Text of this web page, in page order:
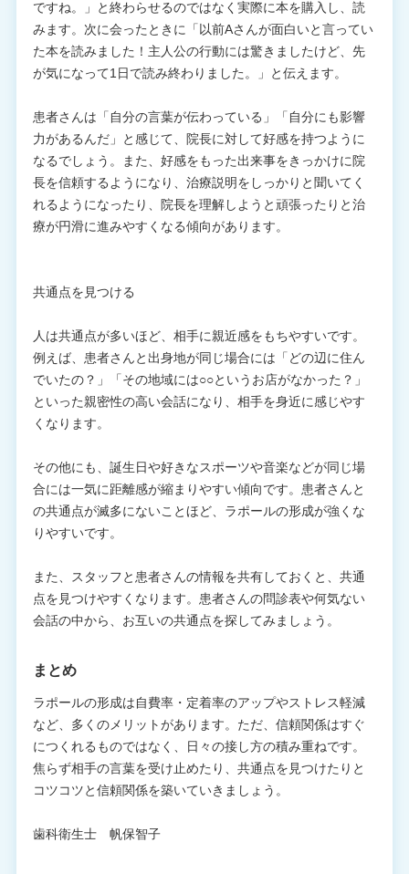
ですね。」と終わらせるのではなく実際に本を購入し、読
みます。次に会ったときに「以前Aさんが面白いと言ってい
た本を読みました！主人公の行動には驚きましたけど、先
が気になって1日で読み終わりました。」と伝えます。
患者さんは「自分の言葉が伝わっている」「自分にも影響
力があるんだ」と感じて、院長に対して好感を持つように
なるでしょう。また、好感をもった出来事をきっかけに院
長を信頼するようになり、治療説明をしっかりと聞いてく
れるようになったり、院長を理解しようと頑張ったりと治
療が円滑に進みやすくなる傾向があります。
共通点を見つける
人は共通点が多いほど、相手に親近感をもちやすいです。
例えば、患者さんと出身地が同じ場合には「どの辺に住ん
でいたの？」「その地域には○○というお店がなかった？」
といった親密性の高い会話になり、相手を身近に感じやす
くなります。
その他にも、誕生日や好きなスポーツや音楽などが同じ場
合には一気に距離感が縮まりやすい傾向です。患者さんと
の共通点が滅多にないことほど、ラポールの形成が強くな
りやすいです。
また、スタッフと患者さんの情報を共有しておくと、共通
点を見つけやすくなります。患者さんの問診表や何気ない
会話の中から、お互いの共通点を探してみましょう。
まとめ
ラポールの形成は自費率・定着率のアップやストレス軽減
など、多くのメリットがあります。ただ、信頼関係はすぐ
につくれるものではなく、日々の接し方の積み重ねです。
焦らず相手の言葉を受け止めたり、共通点を見つけたりと
コツコツと信頼関係を築いていきましょう。
歯科衛生士 帆保智子